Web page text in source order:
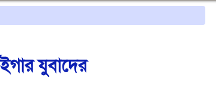
যুবাদের